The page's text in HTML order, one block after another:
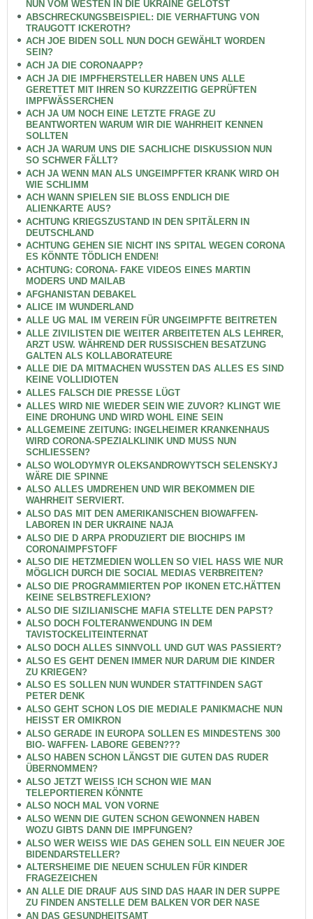
NUN VOM WESTEN IN DIE UKRAINE GELOTST
ABSCHRECKUNGSBEISPIEL: DIE VERHAFTUNG VON
TRAUGOTT ICKEROTH?
ACH JOE BIDEN SOLL NUN DOCH GEWÄHLT WORDEN
SEIN?
ACH JA DIE CORONAAPP?
ACH JA DIE IMPFHERSTELLER HABEN UNS ALLE
GERETTET MIT IHREN SO KURZZEITIG GEPRÜFTEN
IMPFWÄSSERCHEN
ACH JA UM NOCH EINE LETZTE FRAGE ZU
BEANTWORTEN WARUM WIR DIE WAHRHEIT KENNEN
SOLLTEN
ACH JA WARUM UNS DIE SACHLICHE DISKUSSION NUN
SO SCHWER FÄLLT?
ACH JA WENN MAN ALS UNGEIMPFTER KRANK WIRD OH
WIE SCHLIMM
ACH WANN SPIELEN SIE BLOSS ENDLICH DIE
ALIENKARTE AUS?
ACHTUNG KRIEGSZUSTAND IN DEN SPITÄLERN IN
DEUTSCHLAND
ACHTUNG GEHEN SIE NICHT INS SPITAL WEGEN CORONA
ES KÖNNTE TÖDLICH ENDEN!
ACHTUNG: CORONA- FAKE VIDEOS EINES MARTIN
MODERS UND MAILAB
AFGHANISTAN DEBAKEL
ALICE IM WUNDERLAND
ALLE UG MAL IM VEREIN FÜR UNGEIMPFTE BEITRETEN
ALLE ZIVILISTEN DIE WEITER ARBEITETEN ALS LEHRER,
ARZT USW. WÄHREND DER RUSSISCHEN BESATZUNG
GALTEN ALS KOLLABORATEURE
ALLE DIE DA MITMACHEN WUSSTEN DAS ALLES ES SIND
KEINE VOLLIDIOTEN
ALLES FALSCH DIE PRESSE LÜGT
ALLES WIRD NIE WIEDER SEIN WIE ZUVOR? KLINGT WIE
EINE DROHUNG UND WIRD WOHL EINE SEIN
ALLGEMEINE ZEITUNG: INGELHEIMER KRANKENHAUS
WIRD CORONA-SPEZIALKLINIK UND MUSS NUN
SCHLIESSEN?
ALSO WOLODYMYR OLEKSANDROWYTSCH SELENSKYJ
WÄRE DIE SPINNE
ALSO ALLES UMDREHEN UND WIR BEKOMMEN DIE
WAHRHEIT SERVIERT.
ALSO DAS MIT DEN AMERIKANISCHEN BIOWAFFEN-
LABOREN IN DER UKRAINE NAJA
ALSO DIE D ARPA PRODUZIERT DIE BIOCHIPS IM
CORONAIMPFSTOFF
ALSO DIE HETZMEDIEN WOLLEN SO VIEL HASS WIE NUR
MÖGLICH DURCH DIE SOCIAL MEDIAS VERBREITEN?
ALSO DIE PROGRAMMIERTEN POP IKONEN ETC.HÄTTEN
KEINE SELBSTREFLEXION?
ALSO DIE SIZILIANISCHE MAFIA STELLTE DEN PAPST?
ALSO DOCH FOLTERANWENDUNG IN DEM
TAVISTOCKELITEINTERNAT
ALSO DOCH ALLES SINNVOLL UND GUT WAS PASSIERT?
ALSO ES GEHT DENEN IMMER NUR DARUM DIE KINDER
ZU KRIEGEN?
ALSO ES SOLLEN NUN WUNDER STATTFINDEN SAGT
PETER DENK
ALSO GEHT SCHON LOS DIE MEDIALE PANIKMACHE NUN
HEISST ER OMIKRON
ALSO GERADE IN EUROPA SOLLEN ES MINDESTENS 300
BIO- WAFFEN- LABORE GEBEN???
ALSO HABEN SCHON LÄNGST DIE GUTEN DAS RUDER
ÜBERNOMMEN?
ALSO JETZT WEISS ICH SCHON WIE MAN
TELEPORTIEREN KÖNNTE
ALSO NOCH MAL VON VORNE
ALSO WENN DIE GUTEN SCHON GEWONNEN HABEN
WOZU GIBTS DANN DIE IMPFUNGEN?
ALSO WER WEISS WIE DAS GEHEN SOLL EIN NEUER JOE
BIDENDARSTELLER?
ALTERSHEIME DIE NEUEN SCHULEN FÜR KINDER
FRAGEZEICHEN
AN ALLE DIE DRAUF AUS SIND DAS HAAR IN DER SUPPE
ZU FINDEN ANSTELLE DEM BALKEN VOR DER NASE
AN DAS GESUNDHEITSAMT